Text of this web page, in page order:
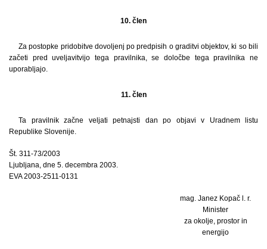
10. člen
Za postopke pridobitve dovoljenj po predpisih o graditvi objektov, ki so bili
začeti pred uveljavitvijo tega pravilnika, se določbe tega pravilnika ne
uporabljajo.
11. člen
Ta pravilnik začne veljati petnajsti dan po objavi v Uradnem listu
Republike Slovenije.
Št. 311-73/2003
Ljubljana, dne 5. decembra 2003.
EVA 2003-2511-0131
mag. Janez Kopač l. r.
Minister
za okolje, prostor in
energijo